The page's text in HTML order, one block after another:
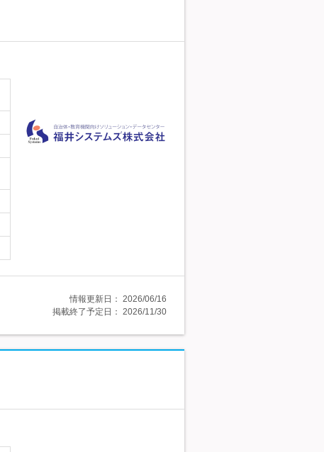
情報更新日： 2026/06/16
掲載終了予定日： 2026/11/30